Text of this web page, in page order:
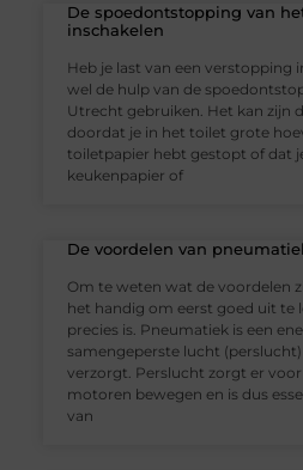
De spoedontstopping van
inschakelen
Heb je last van een verstopping
wel de hulp van de
Utrecht gebruiken. Het kan zijn
doordat je in het toilet grote
toiletpapier hebt gestopt of dat
keukenpapier of
De voordelen van
Om te weten wat de voordelen
het handig om eerst goed uit te
precies is. Pneumatiek is een
samengeperste lucht
verzorgt. Perslucht zorgt er
motoren bewegen en is dus
van